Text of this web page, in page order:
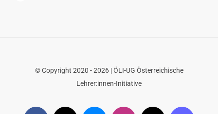
© Copyright 2020 - 2026 | ÖLI-UG Österreichische
Lehrer:innen-Initiative